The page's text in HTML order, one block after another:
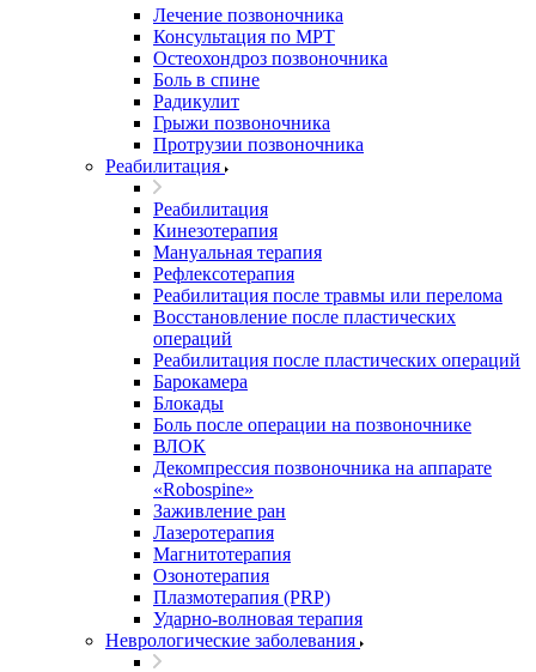
Лечение позвоночника
Консультация по МРТ
Остеохондроз позвоночника
Боль в спине
Радикулит
Грыжи позвоночника
Протрузии позвоночника
Реабилитация
Реабилитация
Кинезотерапия
Мануальная терапия
Рефлексотерапия
Реабилитация после травмы или перелома
Восстановление после пластических
операций
Реабилитация после пластических операций
Барокамера
Блокады
Боль после операции на позвоночнике
ВЛОК
Декомпрессия позвоночника на аппарате
«Robospine»
Заживление ран
Лазеротерапия
Магнитотерапия
Озонотерапия
Плазмотерапия (PRP)
Ударно-волновая терапия
Неврологические заболевания